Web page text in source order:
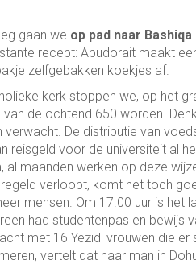
gaan we op pad naar Bashiqa
recept: Abudorait maakt
zelfgebakken koekjes af.
kerk stoppen we, op het
van de ochtend 650 worden.
verwacht. De distributie van
reisgeld voor de universiteit al
al maanden werken op deze
verloopt, komt het toch
mensen. Om 17.00 uur is
had studentenpas en bewijs
met 16 Yezidi vrouwen die
vertelt dat haar man in